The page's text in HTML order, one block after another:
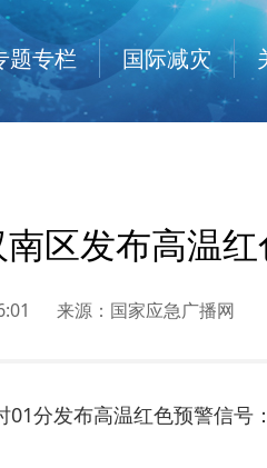
题专栏 国际减灾
区发布高温
来源： 国家应急广播网
分发布高温红色预警信号